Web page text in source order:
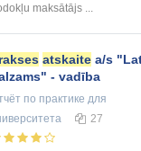
maksātājs ...
atskaite a/s
- vadība
по практике для
27